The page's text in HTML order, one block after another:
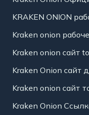
KRAKEN ONION
Kraken onion
Kraken onion сайт
Kraken Onion сайт
Kraken onion сайт
Kraken Onion